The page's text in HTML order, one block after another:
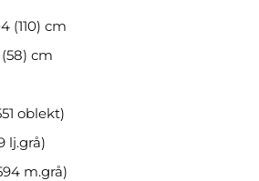
(110) cm
cm
oblekt)
lj.grå)
m.grå)